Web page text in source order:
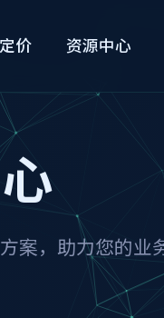
价 资源中心
案，助力您的业